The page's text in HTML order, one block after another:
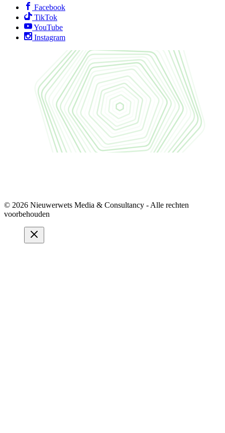
Facebook
TikTok
YouTube
Instagram
© 2026 Nieuwerwets Media & Consultancy - Alle rechten
voorbehouden